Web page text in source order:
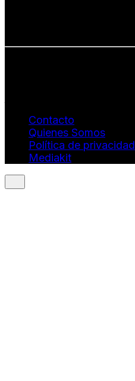
Contacto
Quienes Somos
Política de privacidad
Mediakit